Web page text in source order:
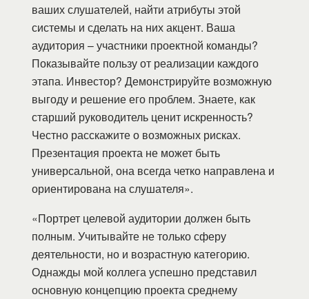
ваших слушателей, найти атрибуты этой
системы и сделать на них акцент. Ваша
аудитория – участники проектной команды?
Показывайте пользу от реализации каждого
этапа. Инвестор? Демонстрируйте возможную
выгоду и решение его проблем. Знаете, как
старший руководитель ценит искренность?
Честно расскажите о возможных рисках.
Презентация проекта не может быть
универсальной, она всегда четко направлена и
ориентирована на слушателя».
«Портрет целевой аудитории должен быть
полным. Учитывайте не только сферу
деятельности, но и возрастную категорию.
Однажды мой коллега успешно представил
основную концепцию проекта среднему